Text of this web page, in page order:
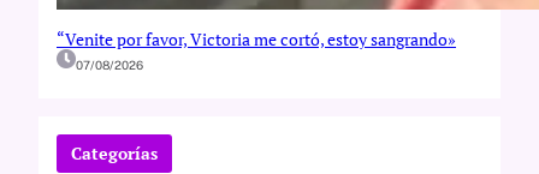
“Venite por favor, Victoria me cortó, estoy sangrando»
07/08/2026
Categorías